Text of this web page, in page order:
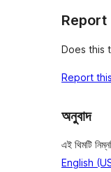
Report
Does this
Report
অনুবাদ
এই থিমটি
English